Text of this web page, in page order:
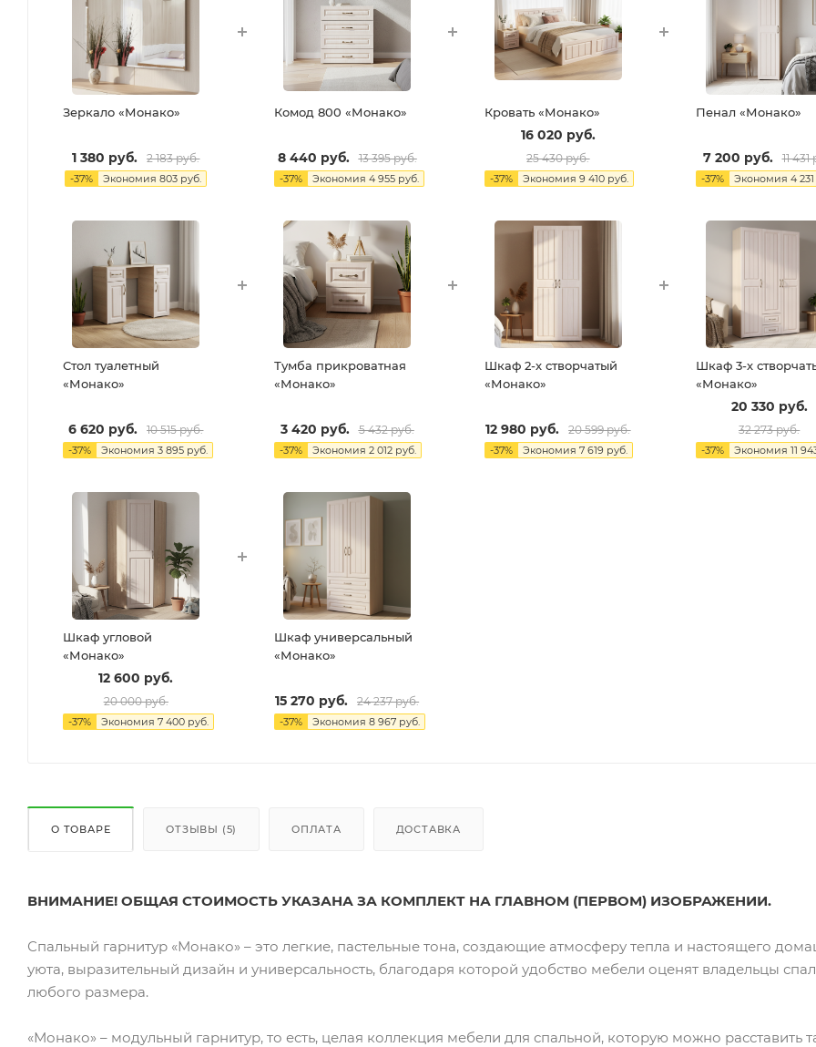
Зеркало «Монако»
1 380 руб. 2 183руб.
-37% Экономия803 руб.
Комод 800 «Монако»
8 440 руб. 13 395руб.
-37% Экономия 4 955руб.
Кровать «Монако»
16 020 руб.
25 430руб.
-37% Экономия9 410 руб.
Пенал «Монако»
7 200 руб. 11 431
-37% Экономия4 231
Стол туалетный
«Монако»
6 620 руб. 10 515руб.
-37% Экономия 3 895руб.
Тумба прикроватная
«Монако»
3 420 руб. 5 432руб.
-37% Экономия 2 012руб.
Шкаф 2-х створчатый
«Монако»
12 980 руб. 20 599руб.
-37% Экономия7 619 руб.
Шкаф 3-х
«Монако»
20 330 руб.
32 273руб.
-37% Экономия11
Шкаф угловой
«Монако»
12 600 руб.
20 000руб.
-37% Экономия 7 400руб.
Шкаф универсальный
«Монако»
15 270 руб. 24 237руб.
-37% Экономия 8 967руб.
О ТОВАРЕ ОТЗЫВЫ (5) ОПЛАТА ДОСТАВКА
ВНИМАНИЕ! ОБЩАЯ СТОИМОСТЬ УКАЗАНА ЗА КОМПЛЕКТ НА ГЛАВНОМ (ПЕРВОМ) ИЗОБРАЖЕНИИ.
Спальный гарнитур «Монако» – это легкие, пастельные тона, создающие атмосферу тепла и настоящего
уюта, выразительный дизайн и универсальность, благодаря которой удобство мебели оценят владельцы
любого размера.
«Монако» – модульный гарнитур, то есть, целая коллекция мебели для спальной, которую можно расставить